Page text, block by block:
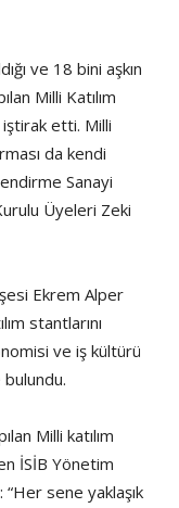
ve 18 bini aşkın
Milli Katılım
etti. Milli
da kendi
Sanayi
Üyeleri Zeki
Ekrem Alper
stantlarını
ve iş kültürü
Milli katılım
İSİB Yönetim
sene yaklaşık